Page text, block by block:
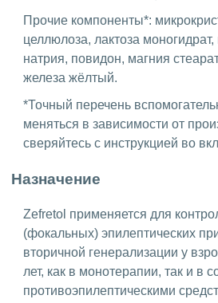
Прочие компоненты*:
целлюлоза, лактоза
натрия, повидон, магния
железа жёлтый.
*Точный перечень
меняться в зависимости от
сверяйтесь с инструкцией во
Назначение
Zefretol применяется для
(фокальных) эпилептических
вторичной генерализации у
лет, как в монотерапии, так и в
противоэпилептическими